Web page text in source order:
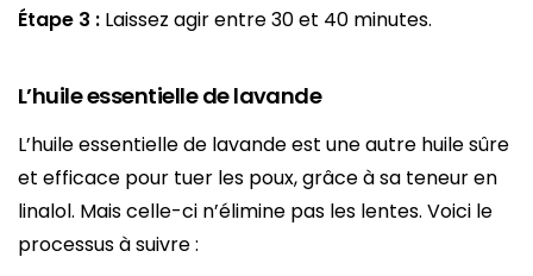
Étape 3 : Laissez agir entre 30 et 40 minutes.
L’huile essentielle de lavande
L’huile essentielle de lavande est une autre huile sûre
et efficace pour tuer les poux, grâce à sa teneur en
linalol. Mais celle-ci n’élimine pas les lentes. Voici le
processus à suivre :